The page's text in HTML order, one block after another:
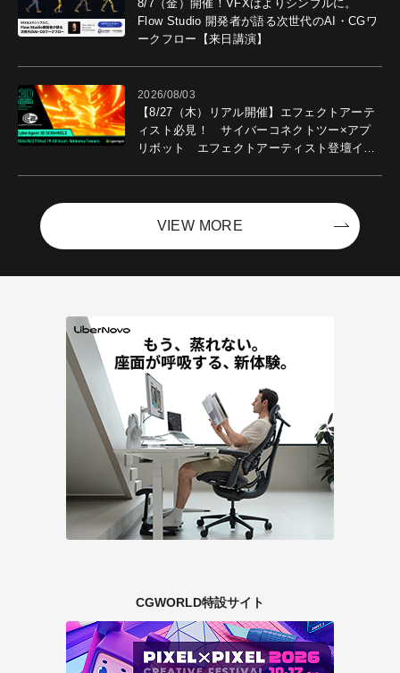
8/7（金）開催！VFXはよりシンプルに。
Flow Studio 開発者が語る次世代のAI・CGワ
ークフロー【来日講演】
2026/08/03
【8/27（木）リアル開催】エフェクトアーテ
ィスト必見！ サイバーコネクトツー×アプ
リボット エフェクトアーティスト登壇イベ
VIEW MORE
CGWORLD特設サイト